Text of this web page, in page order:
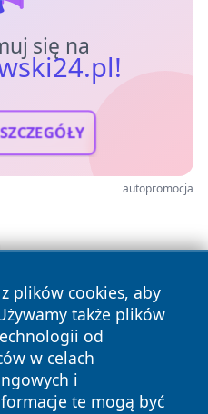
się na
autopromocja
plików cookies, aby
także plików
od
w celach
i
te mogą być